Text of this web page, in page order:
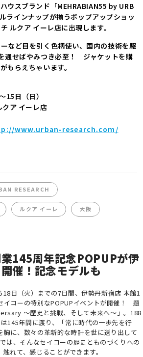
ウスブランド「MEHRABIAN55 by URB
ラインナップが揃うポップアップショッ
ルクア イーレ店に出現します。
など目を引く色柄使い、国内の技術を駆
通せばやみつき必至！ ジャケットを購
もらえちゃいます。
15日（日）
クア イーレ店
www.urban-research.com/
RESEARCH
ルクア イーレ 大阪
業145周年記念POPUPが伊
催！記念モデルも
日（火）までの7日間、伊勢丹新宿店 本館1
イコーの特別なPOPUPイベントが開催！ 題
～歴史と挑戦、そして未来へ～」。188
145年間に渡り、「常に時代の一歩先を行
胸に、数々の革新的な時計を世に送り出して
は、そんなセイコーの歴史とものづくりへの
れて、感じることができます。